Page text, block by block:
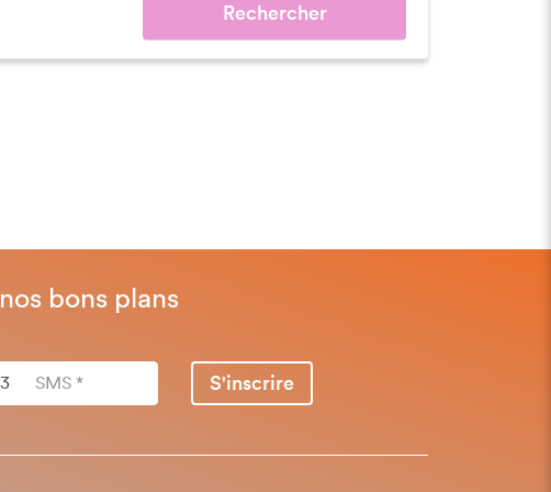
Rechercher
bons plans
S'inscrire